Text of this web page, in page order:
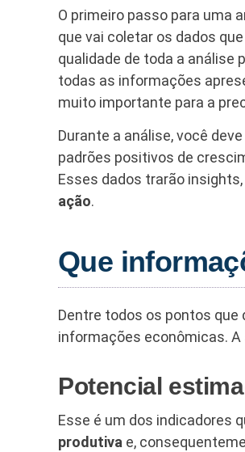
O primeiro passo para uma
que vai coletar os dados
qualidade de toda a análise
todas as informações
muito importante para a
Durante a análise, você
padrões positivos de
Esses dados trarão
ação.
Que
Dentre todos os pontos
informações econômicas.
Potencial
Esse é um dos indicadores
produtiva e,